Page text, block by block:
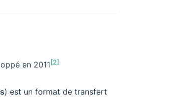
en 2011 [2]
) est un format de transfert